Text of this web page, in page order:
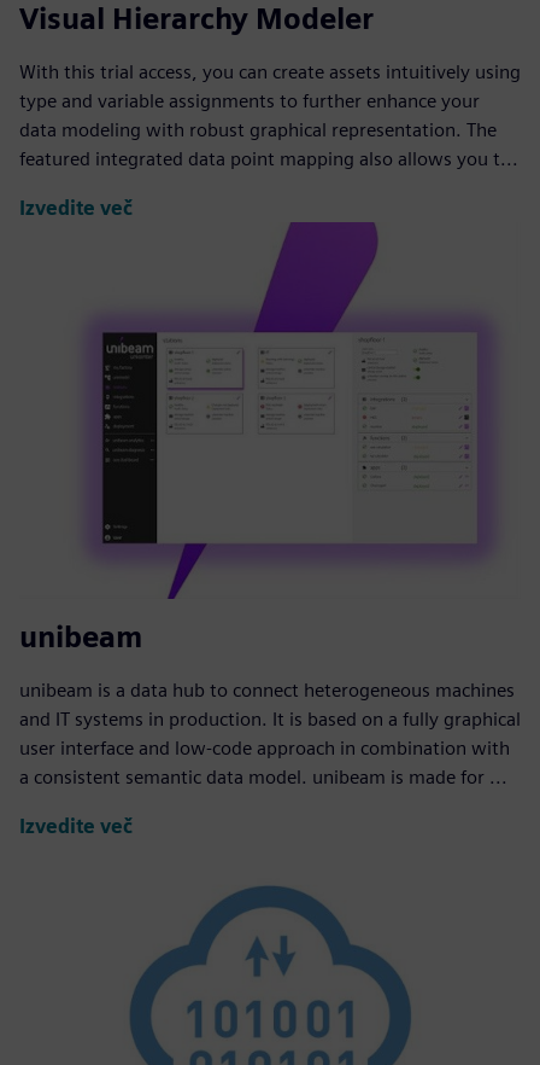
Visual Hierarchy Modeler
With this trial access, you can create assets intuitively using
type and variable assignments to further enhance your
data modeling with robust graphical representation. The
featured integrated data point mapping also allows you t...
Izvedite več
unibeam
unibeam is a data hub to connect heterogeneous machines
and IT systems in production. It is based on a fully graphical
user interface and low-code approach in combination with
a consistent semantic data model. unibeam is made for ...
Izvedite več